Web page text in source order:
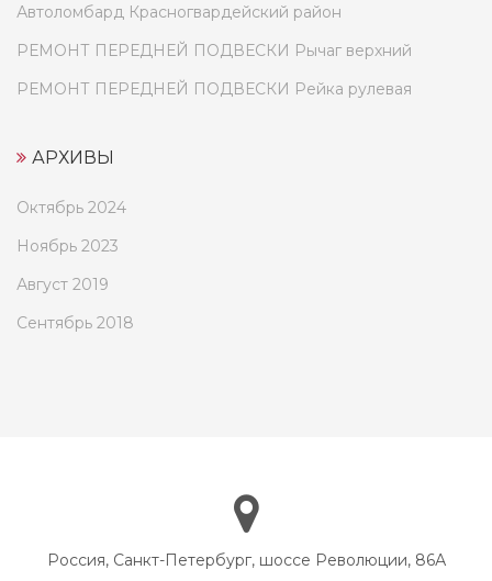
Автоломбард Красногвардейский район
РЕМОНТ ПЕРЕДНЕЙ ПОДВЕСКИ Рычаг верхний
РЕМОНТ ПЕРЕДНЕЙ ПОДВЕСКИ Рейка рулевая
АРХИВЫ
Октябрь 2024
Ноябрь 2023
Август 2019
Сентябрь 2018
Россия, Санкт-Петербург, шоссе Революции, 86А